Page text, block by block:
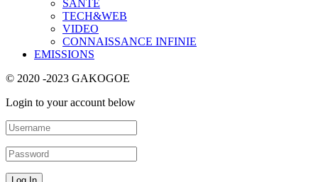
SANTE
TECH&WEB
VIDEO
CONNAISSANCE INFINIE
EMISSIONS
© 2020 -2023 GAKOGOE
Login to your account below